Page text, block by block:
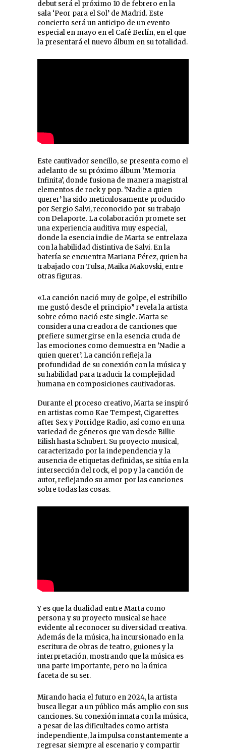
debut será el próximo 10 de febrero en la
sala ‘Peor para el Sol’ de Madrid. Este
concierto será un anticipo de un evento
especial en mayo en el Café Berlín, en el que
la presentará el nuevo álbum en su totalidad.
Este cautivador sencillo, se presenta como el
adelanto de su próximo álbum ‘Memoria
Infinita’, donde fusiona de manera magistral
elementos de rock y pop. ‘Nadie a quien
querer’ ha sido meticulosamente producido
por Sergio Salvi, reconocido por su trabajo
con Delaporte. La colaboración promete ser
una experiencia auditiva muy especial,
donde la esencia indie de Marta se entrelaza
con la habilidad distintiva de Salvi. En la
batería se encuentra Mariana Pérez, quien ha
trabajado con Tulsa, Maika Makovski, entre
otras figuras.
«La canción nació muy de golpe, el estribillo
me gustó desde el principio” revela la artista
sobre cómo nació este single. Marta se
considera una creadora de canciones que
prefiere sumergirse en la esencia cruda de
las emociones como demuestra en ‘Nadie a
quien querer’. La canción refleja la
profundidad de su conexión con la música y
su habilidad para traducir la complejidad
humana en composiciones cautivadoras.
Durante el proceso creativo, Marta se inspiró
en artistas como Kae Tempest, Cigarettes
after Sex y Porridge Radio, así como en una
variedad de géneros que van desde Billie
Eilish hasta Schubert. Su proyecto musical,
caracterizado por la independencia y la
ausencia de etiquetas definidas, se sitúa en la
intersección del rock, el pop y la canción de
autor, reflejando su amor por las canciones
sobre todas las cosas.
Y es que la dualidad entre Marta como
persona y su proyecto musical se hace
evidente al reconocer su diversidad creativa.
Además de la música, ha incursionado en la
escritura de obras de teatro, guiones y la
interpretación, mostrando que la música es
una parte importante, pero no la única
faceta de su ser.
Mirando hacia el futuro en 2024, la artista
busca llegar a un público más amplio con sus
canciones. Su conexión innata con la música,
a pesar de las dificultades como artista
independiente, la impulsa constantemente a
regresar siempre al escenario y compartir